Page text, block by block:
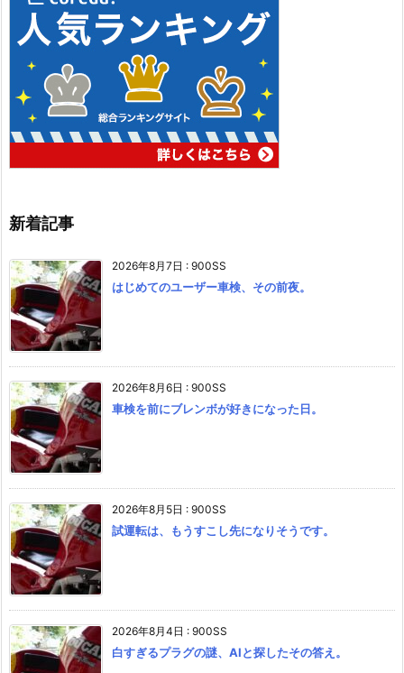
新着記事
2026年8月7日 : 900SS
はじめてのユーザー車検、その前夜。
2026年8月6日 : 900SS
車検を前にブレンボが好きになった日。
2026年8月5日 : 900SS
試運転は、もうすこし先になりそうです。
2026年8月4日 : 900SS
白すぎるプラグの謎、AIと探したその答え。